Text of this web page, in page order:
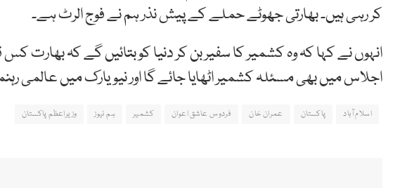
کر رہی ہیں۔ بھارتی جھوٹے حملے کے پیش نذر ہم نے فوج الرٹ ہے۔
انہوں نے کہا کہ وہ کشمیر کا سفیر بن کر دنیا کو بتائیں گے کہ بھارت
اجلاس میں بھی مسئلہ کشمیر اٹھایا جائے گا اور نیویارک میں عالمی
اسلام آباد پاکستان عمران خان فردوس عاشق اعوان کشمیر ہم نیوز وزیراعظم پاکستان